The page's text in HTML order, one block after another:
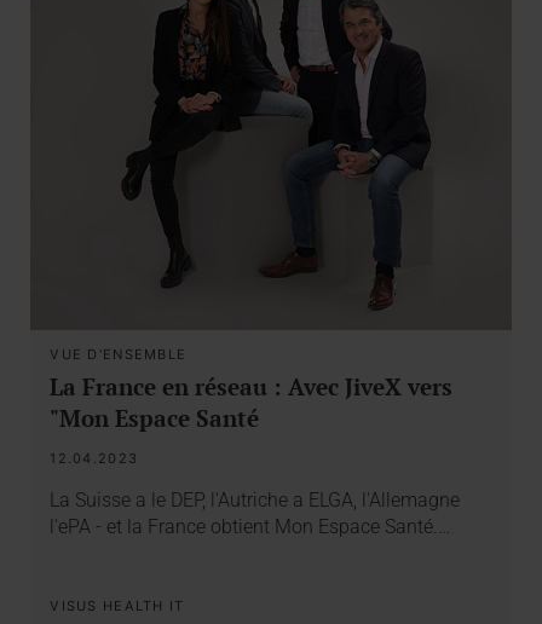
VUE D'ENSEMBLE
La France en réseau : Avec JiveX vers
"Mon Espace Santé
12.04.2023
La Suisse a le DEP, l'Autriche a ELGA, l'Allemagne
l'ePA - et la France obtient Mon Espace Santé.…
VISUS HEALTH IT